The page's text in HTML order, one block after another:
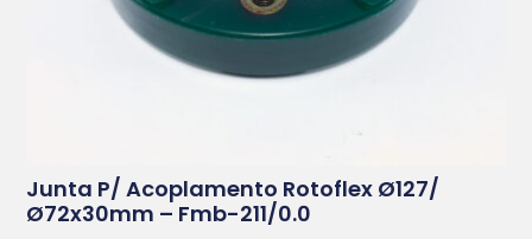
Junta P/ Acoplamento Rotoflex Ø127/
Ø72x30mm – Fmb-211/0.0